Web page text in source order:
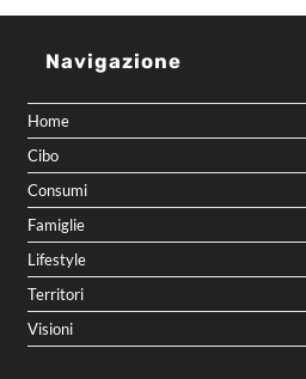
Navigazione
Home
Cibo
Consumi
Famiglie
Lifestyle
Territori
Visioni